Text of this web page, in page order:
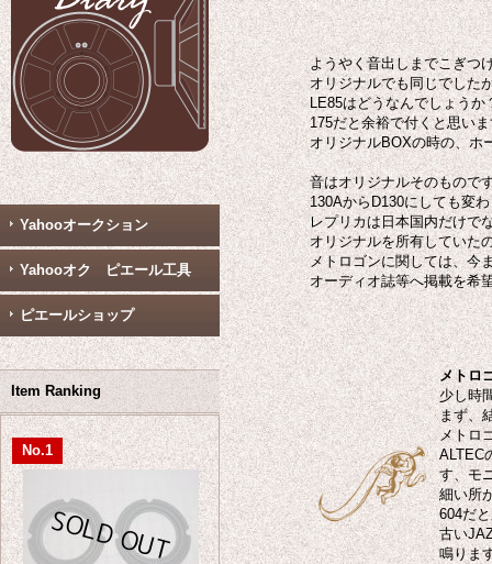
Yahooオークション
Yahooオク ピエール工具
ピエールショップ
Item Ranking
No.1
ようやく音出しまでこぎつ
オリジナルでも同じでした
LE85はどうなんでしょうか
175だと余裕で付くと思い
オリジナルBOXの時の、ホ
音はオリジナルそのもので
130AからD130にしても変
レプリカは日本国内だけで
オリジナルを所有していた
メトロゴンに関しては、今
オーディオ誌等へ掲載を希
メトロ
少し時
まず、
メトロ
ALTEC
す、モ
細い所
604だ
古い
鳴りま